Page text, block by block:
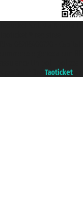
Taoticket